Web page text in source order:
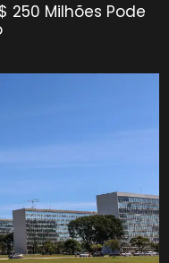
250 Milhões Pode